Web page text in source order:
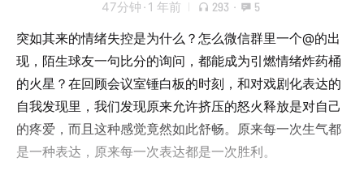
47分钟 · 1 年前 293 · 5
突如其来的情绪失控是为什么？怎么微信群里一个@的出
现，陌生球友一句比分的询问，都能成为引燃情绪炸药桶
的火星？在回顾会议室锤白板的时刻，和对戏剧化表达的
自我发现里，我们发现原来允许挤压的怒火释放是对自己
的疼爱，而且这种感觉竟然如此舒畅。原来每一次生气都
是一种表达，原来每一次表达都是一次胜利。